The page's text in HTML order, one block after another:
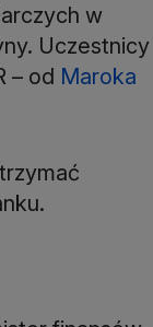
w
Uczestnicy
– od Maroka